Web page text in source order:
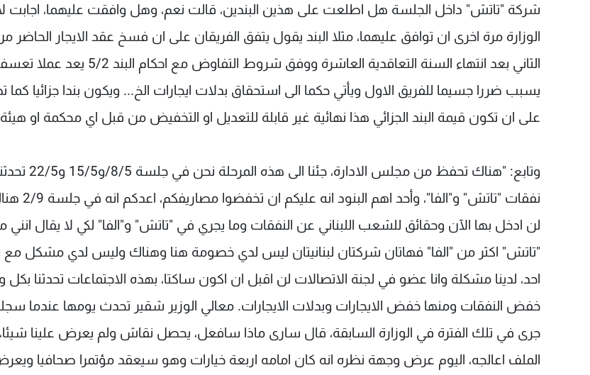
شركة "تاتش" داخل الجلسة هل اطلعت على هذين البندين، قالت نعم، وهل وافقت عليهما، اجابت
الوزارة مرة اخرى ان توافق عليهما، مثلا البند يقول يتفق الفريقان على ان فسخ عقد الايجار الحاضر
الثاني بعد انتهاء السنة التعاقدية العاشرة ووفق
يسبب ضررا جسيما للفريق الاول ويأتي حكما الى استحقاق بدلات ايجارات الخ... ويكون بندا جزائيا كما
على ان تكون قيمة البند الجزائي هذا نهائية غير قابلة للتعديل او التخفيض من قبل اي محكمة او
وتابع: "هناك تحفظ من مجلس
نفقات "تاتش"
لن ادخل بها الآن وحقائق للشعب اللبناني عن النفقات وما يجري في "تاتش" و"الفا" لكي لا يقال
"تاتش" اكثر من "الفا" فهاتان شركتان لبنانيتان ليس لدي خصومة هنا وهناك وليس لدي مشكل
احد، لدينا مشكلة وانا عضو في لجنة الاتصالات لن اقبل ان اكون ساكتا، بهذه الاجتماعات تحدثنا
خفض النفقات ومنها خفض الايجارات وبدلات الايجارات. معالي الوزير شقير تحدث يومها عندما
جرى في تلك الفترة في الوزارة السابقة، قال سارى ماذا سافعل، يحصل نقاش ولم يعرض علينا
الملف اعالجه، اليوم عرض وجهة نظره انه كان امامه اربعة خيارات وهو سيعقد مؤتمرا صحافيا